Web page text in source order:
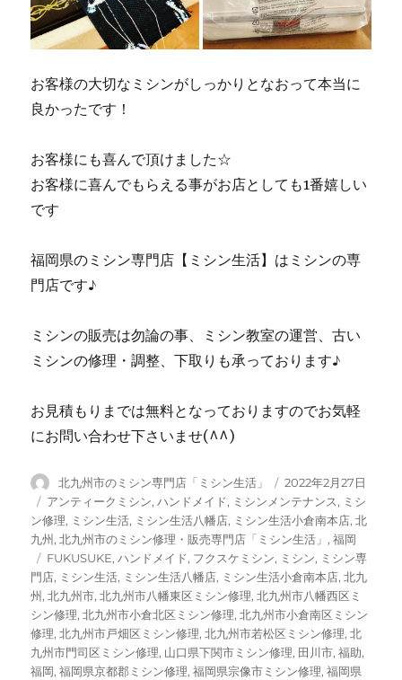
お客様の大切なミシンがしっかりとなおって本当に
良かったです！
お客様にも喜んで頂けました☆
お客様に喜んでもらえる事がお店としても1番嬉しい
です
福岡県のミシン専門店【ミシン生活】はミシンの専
門店です♪
ミシンの販売は勿論の事、ミシン教室の運営、古い
ミシンの修理・調整、下取りも承っております♪
お見積もりまでは無料となっておりますのでお気軽
にお問い合わせ下さいませ(^^)
投
稿
者
北九州市のミシン専門店「ミシン生活」
投
稿
日:
2022年2月27日
カ
テ
ゴ
リ
ー
アンティークミシン,ハンドメイド, ミシンメンテナンス, ミシ
ン修理, ミシン生活, ミシン生活八幡店, ミシン生活小倉南本店,北
九州 ,北九州市のミシン修理・販売専門店「ミシン生活」 ,福岡
タ
グ
FUKUSUKE,ハンドメイド, フクスケミシン, ミシン, ミシン専
門店, ミシン生活, ミシン生活八幡店, ミシン生活小倉南本店,北九
州 ,北九州市,北九州市八幡東区ミシン修理,北九州市八幡西区ミ
シン修理,北九州市小倉北区ミシン修理,北九州市小倉南区ミシン
修理,北九州市戸畑区ミシン修理,北九州市若松区ミシン修理,北
九州市門司区ミシン修理, 山口県下関市ミシン修理, 田川市,福助,
福岡,福岡県京都郡ミシン修理,福岡県宗像市ミシン修理,福岡県